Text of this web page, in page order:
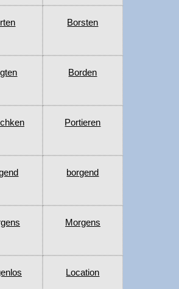
Borsten
Borden
Portieren
borgend
Morgens
Location